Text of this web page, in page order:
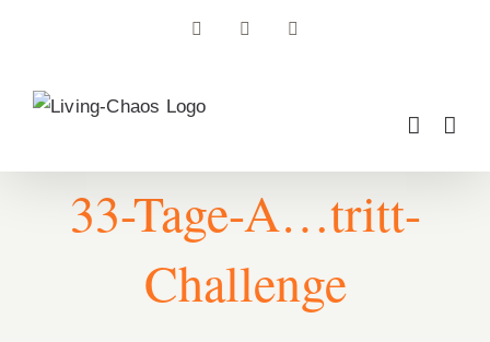
FacebookInstagramPinterest
33-Tage-A…tritt-
Challenge